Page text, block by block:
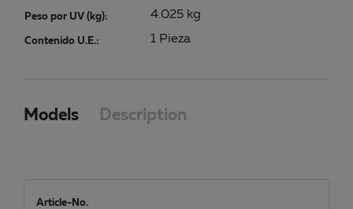
Peso por UV (kg): 4.025 kg
Contenido U.E.: 1 Pieza
Models Description
Article-No.